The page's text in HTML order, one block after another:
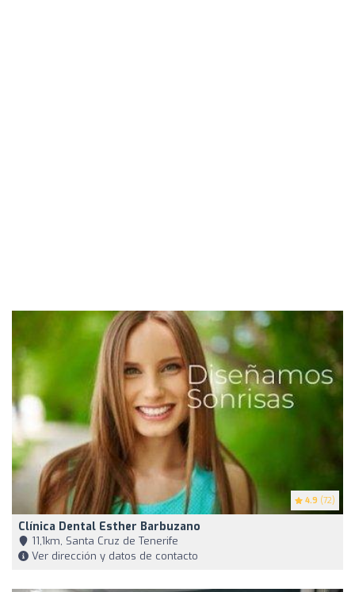
4.9 (72)
Clínica Dental Esther Barbuzano
11,1km, Santa Cruz de Tenerife
Ver dirección y datos de contacto